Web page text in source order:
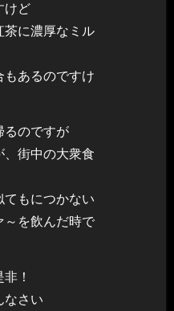
けど
茶に濃厚なミル
もあるのですけ
るのですが
、街中の大衆食
てもにつかない
～を飲んだ時で
！
なさい